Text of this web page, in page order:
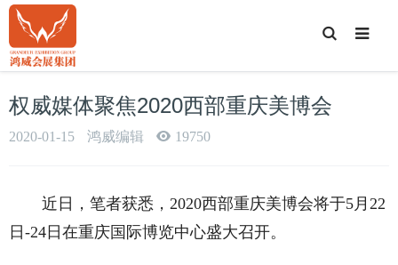
T
o
g
e
S
e
权威媒体聚焦2020西部重庆美博会
2020-01-15 鸿威编辑 19750
近日，笔者获悉，2020西部重庆美博会将于5月22
日-24日在重庆国际博览中心盛大召开。